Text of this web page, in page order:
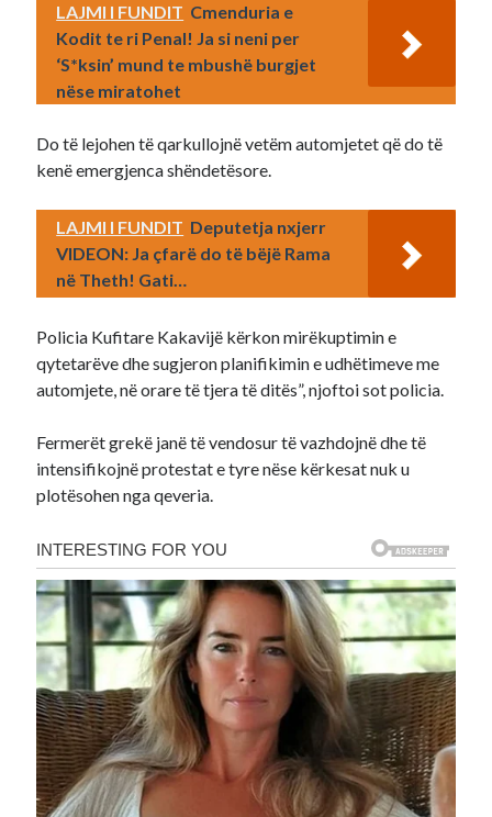
LAJMI I FUNDIT Cmenduria e
Kodit te ri Penal! Ja si neni per
‘S*ksin’ mund te mbushë burgjet
nëse miratohet
Do të lejohen të qarkullojnë vetëm automjetet që do të
kenë emergjenca shëndetësore.
LAJMI I FUNDIT Deputetja nxjerr
VIDEON: Ja çfarë do të bëjë Rama
në Theth! Gati…
Policia Kufitare Kakavijë kërkon mirëkuptimin e
qytetarëve dhe sugjeron planifikimin e udhëtimeve me
automjete, në orare të tjera të ditës”, njoftoi sot policia.
Fermerët grekë janë të vendosur të vazhdojnë dhe të
intensifikojnë protestat e tyre nëse kërkesat nuk u
plotësohen nga qeveria.